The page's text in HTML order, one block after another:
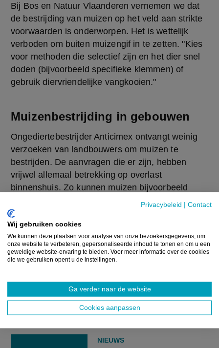
Privacybeleid | Contact
Wij gebruiken cookies
We kunnen deze plaatsen voor analyse van onze bezoekersgegevens, om
onze website te verbeteren, gepersonaliseerde inhoud te tonen en om u een
geweldige website-ervaring te bieden. Voor meer informatie over de cookies
die we gebruiken opent u de instellingen.
Ga verder naar de website
Cookies aanpassen
Bij Bos en Natuur Vlaanderen vernemen we dat
de bestrijding van muizen op het veld aan strikte
voorwaarden is onderworpen. Het is wettelijk
verboden om buiten muizengif in te zetten. "Kies
voor methoden die selectief zijn en het dier snel
doden (bijvoorbeeld specifieke klemmen) of
gebruik diervriendelijke vangkooien."
Muizenbestrijding in gebouwen
Ongediertebestrijder Anticimex ontvangt weinig
verzoeken van landbouwers om muizen te
bestrijden. De aanvragen die er zijn, hebben
vrijwel allemaal betrekking op overlast
binnenshuis. Zo kunnen muizen bijvoorbeeld
knaagschade aan kabels veroorzaken en voedsel
aantasten. Daarnaast brengen hun uitwerpselen
sanitaire risico's met zich mee. "Wij werken
vooral met elektronische vallen en sensoren en
zorgen ervoor dat een gebouw muisproof is."
Bron:VRT NWS / Eigen berichtgeving
GERELATEERDE ARTIKELS
NIEUWS